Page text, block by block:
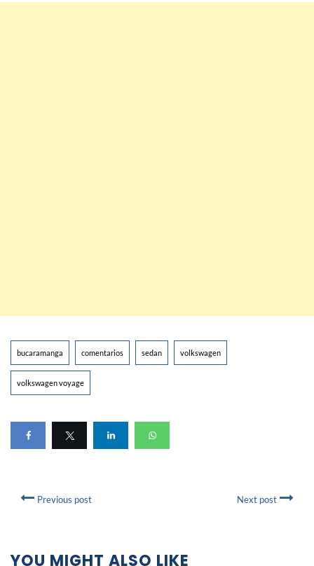
bucaramanga comentarios sedan volkswagen
volkswagen voyage
Previous post Next post
YOU MIGHT ALSO LIKE